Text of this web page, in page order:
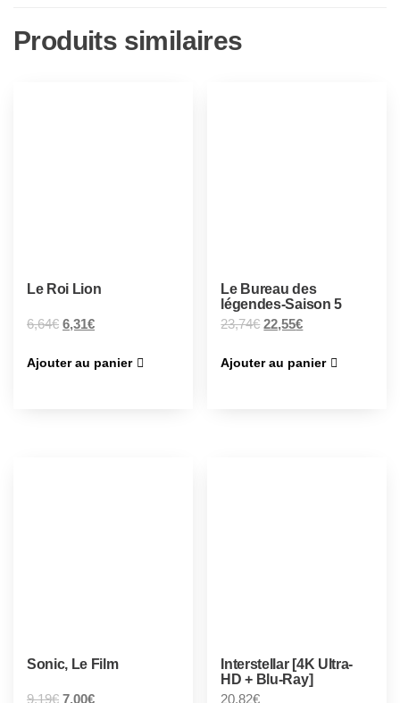
Produits similaires
Le Roi Lion
6,64€ 6,31€
Ajouter au panier
Le Bureau des
légendes-Saison 5
23,74€ 22,55€
Ajouter au panier
Sonic, Le Film
9,19€ 7,00€
Interstellar [4K Ultra-
HD + Blu-Ray]
20,82€